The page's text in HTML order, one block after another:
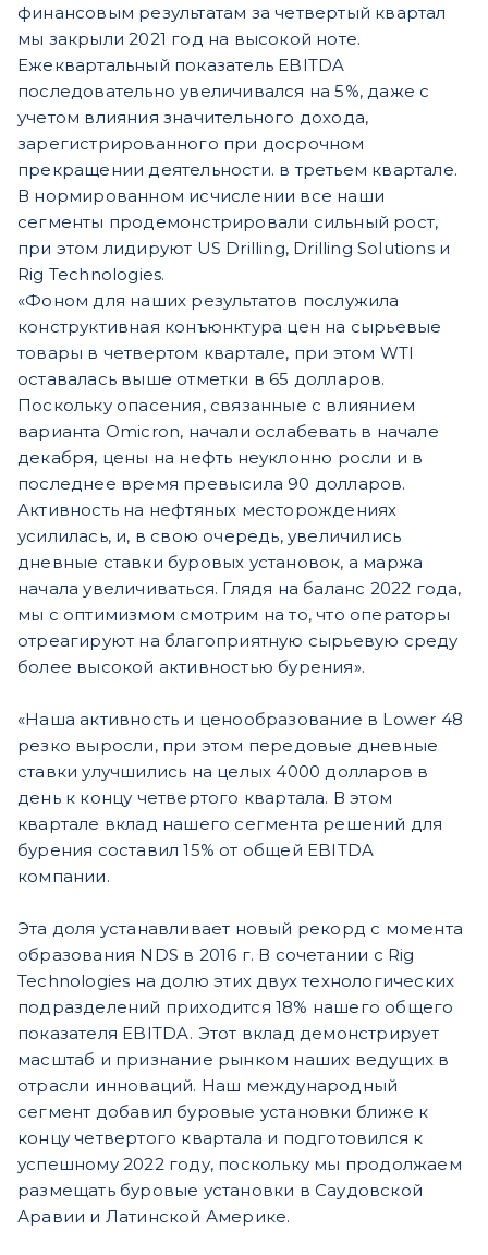
финансовым результатам за четвертый квартал
мы закрыли 2021 год на высокой ноте.
Ежеквартальный показатель EBITDA
последовательно увеличивался на 5%, даже с
учетом влияния значительного дохода,
зарегистрированного при досрочном
прекращении деятельности. в третьем квартале.
В нормированном исчислении все наши
сегменты продемонстрировали сильный рост,
при этом лидируют US Drilling, Drilling Solutions и
Rig Technologies.
«Фоном для наших результатов послужила
конструктивная конъюнктура цен на сырьевые
товары в четвертом квартале, при этом WTI
оставалась выше отметки в 65 долларов.
Поскольку опасения, связанные с влиянием
варианта Omicron, начали ослабевать в начале
декабря, цены на нефть неуклонно росли и в
последнее время превысила 90 долларов.
Активность на нефтяных месторождениях
усилилась, и, в свою очередь, увеличились
дневные ставки буровых установок, а маржа
начала увеличиваться. Глядя на баланс 2022 года,
мы с оптимизмом смотрим на то, что операторы
отреагируют на благоприятную сырьевую среду
более высокой активностью бурения».
«Наша активность и ценообразование в Lower 48
резко выросли, при этом передовые дневные
ставки улучшились на целых 4000 долларов в
день к концу четвертого квартала. В этом
квартале вклад нашего сегмента решений для
бурения составил 15% от общей EBITDA
компании.
Эта доля устанавливает новый рекорд с момента
образования NDS в 2016 г. В сочетании с Rig
Technologies на долю этих двух технологических
подразделений приходится 18% нашего общего
показателя EBITDA. Этот вклад демонстрирует
масштаб и признание рынком наших ведущих в
отрасли инноваций. Наш международный
сегмент добавил буровые установки ближе к
концу четвертого квартала и подготовился к
успешному 2022 году, поскольку мы продолжаем
размещать буровые установки в Саудовской
Аравии и Латинской Америке.